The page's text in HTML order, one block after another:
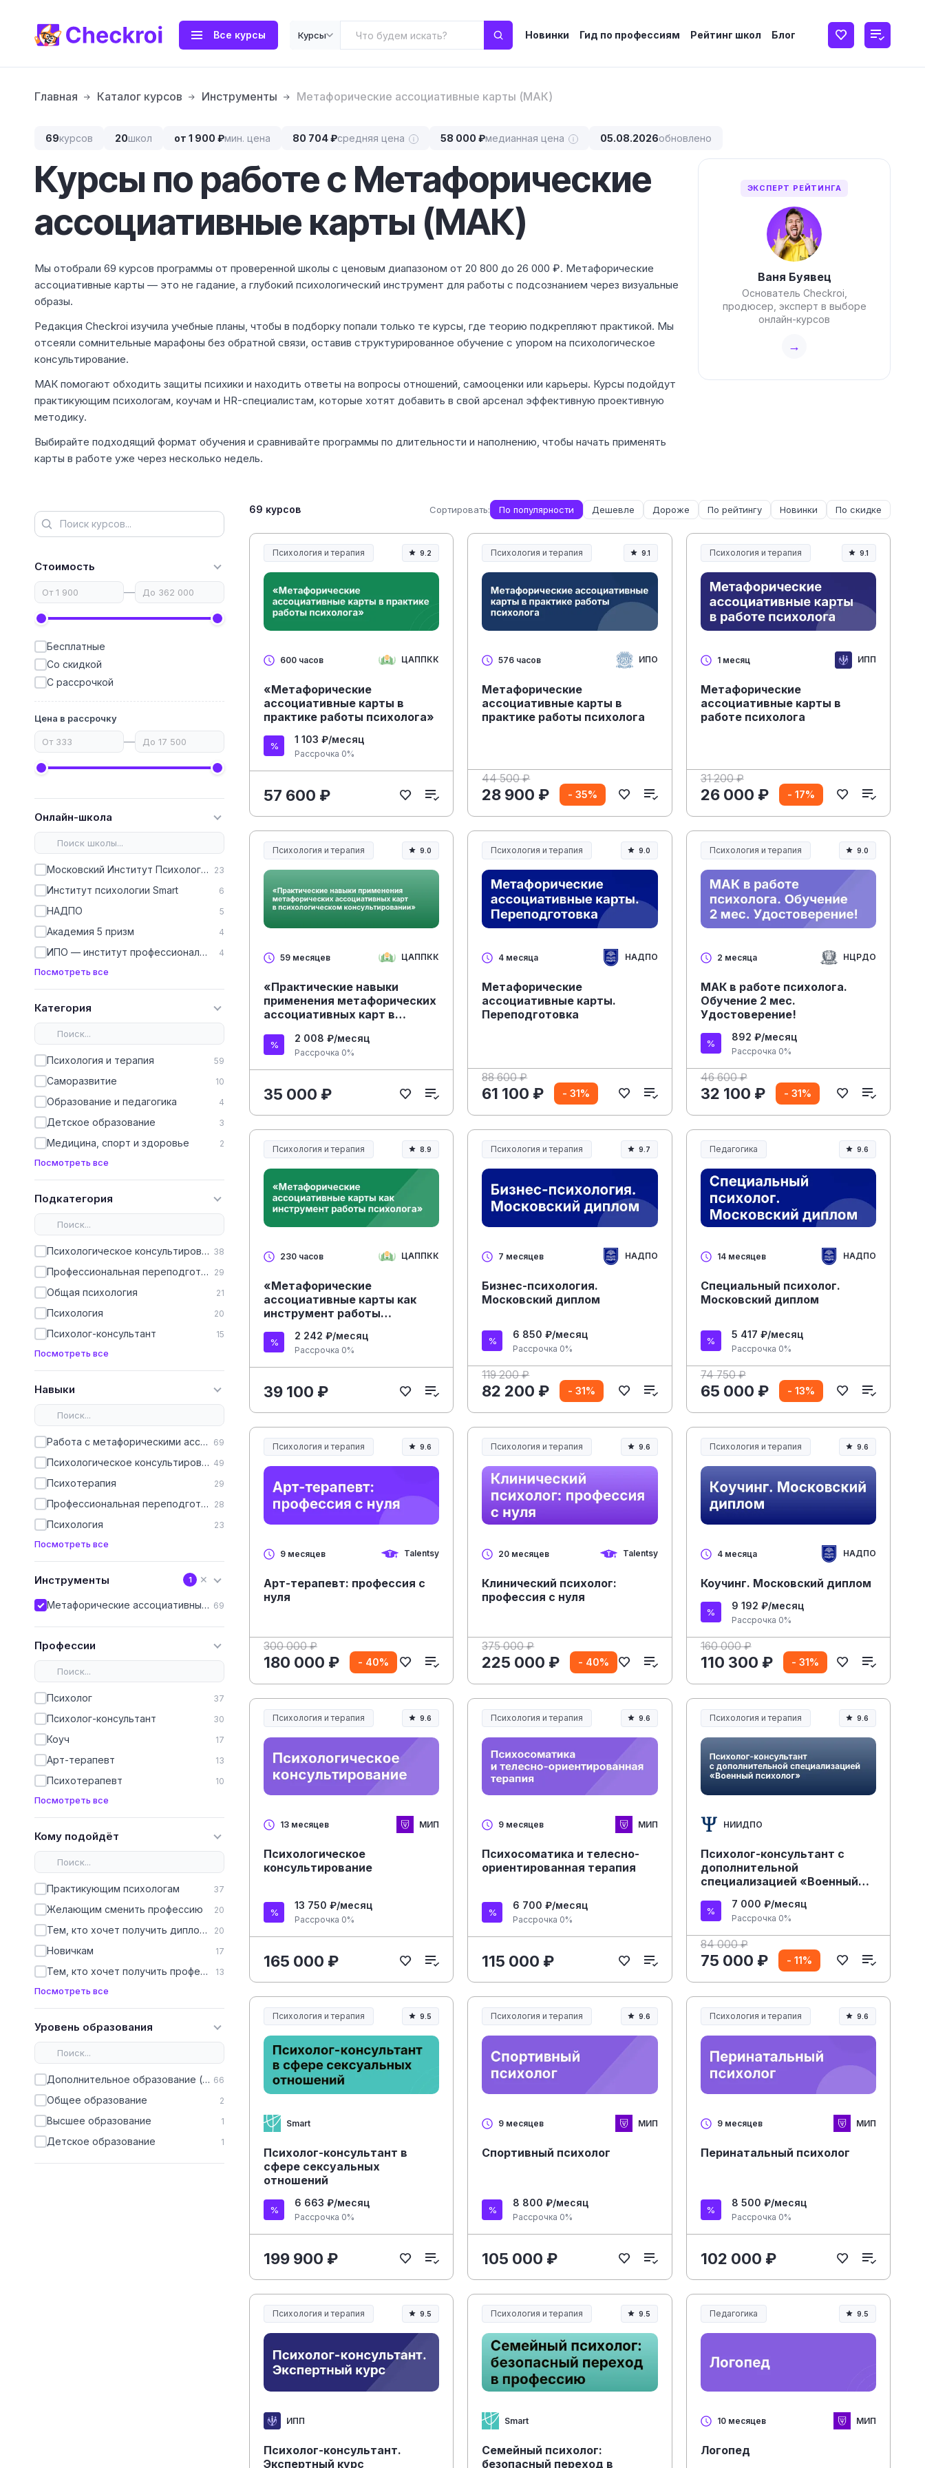
Все курсы Курсы Новинки Гид по профессиям Рейтинг школ Блог
Главная Каталог курсов Инструменты Метафорические ассоциативные карты (МАК)
69курсов 20школ от 1 900 ₽мин. цена 80 704 ₽средняя цена 58 000 ₽медианная цена 05.08.2026обновлено
Курсы по работе с Метафорические
ассоциативные карты (МАК)
Мы отобрали 69 курсов программы от проверенной школы с ценовым диапазоном от 20 800 до 26 000 ₽. Метафорические
ассоциативные карты — это не гадание, а глубокий психологический инструмент для работы с подсознанием через визуальные
образы.
Редакция Checkroi изучила учебные планы, чтобы в подборку попали только те курсы, где теорию подкрепляют практикой. Мы
отсеяли сомнительные марафоны без обратной связи, оставив структурированное обучение с упором на психологическое
консультирование.
МАК помогают обходить защиты психики и находить ответы на вопросы отношений, самооценки или карьеры. Курсы подойдут
практикующим психологам, коучам и HR-специалистам, которые хотят добавить в свой арсенал эффективную проективную
методику.
Выбирайте подходящий формат обучения и сравнивайте программы по длительности и наполнению, чтобы начать применять
карты в работе уже через несколько недель.
ЭКСПЕРТ РЕЙТИНГА
Ваня Буявец
Основатель Checkroi,
продюсер, эксперт в выборе
онлайн-курсов
→
Стоимость
—
Бесплатные
Со скидкой
С рассрочкой
Цена в рассрочку
—
Онлайн-школа
Московский Институт Психологии 23
Институт психологии Smart 6
НАДПО 5
Академия 5 призм 4
ИПО — институт профессионального образования 4
Посмотреть все
Категория
Психология и терапия 59
Саморазвитие 10
Образование и педагогика 4
Детское образование 3
Медицина, спорт и здоровье 2
Посмотреть все
Подкатегория
Психологическое консультирование 38
Профессиональная переподготовка 29
Общая психология 21
Психология 20
Психолог-консультант 15
Посмотреть все
Навыки
Работа с метафорическими ассоциативными картами 69
Психологическое консультирование 49
Психотерапия 29
Профессиональная переподготовка 28
Психология 23
Посмотреть все
Инструменты 1 ✕
Метафорические ассоциативные карты (МАК) 69
Профессии
Психолог 37
Психолог-консультант 30
Коуч 17
Арт-терапевт 13
Психотерапевт 10
Посмотреть все
Кому подойдёт
Практикующим психологам 37
Желающим сменить профессию 20
Тем, кто хочет получить диплом, чтобы работать официально 20
Новичкам 17
Тем, кто хочет получить профессию с нуля 13
Посмотреть все
Уровень образования
Дополнительное образование (ДПО) 66
Общее образование 2
Высшее образование 1
Детское образование 1
69 курсов Сортировать: По популярности Дешевле Дороже По рейтингу Новинки По скидке
Психология и терапия 9.2
600 часов ЦАППКК
«Метафорические
ассоциативные карты в
практике работы психолога»
1 103 ₽/месяц
Рассрочка 0%
57 600 ₽
Психология и терапия 9.1
576 часов ИПО
Метафорические
ассоциативные карты в
практике работы психолога
44 500 ₽
28 900 ₽ - 35%
Психология и терапия 9.1
1 месяц ИПП
Метафорические
ассоциативные карты в
работе психолога
31 200 ₽
26 000 ₽ - 17%
Психология и терапия 9.0
59 месяцев ЦАППКК
«Практические навыки
применения метафорических
ассоциативных карт в
консультировании»
2 008 ₽/месяц
Рассрочка 0%
35 000 ₽
Психология и терапия 9.0
4 месяца НАДПО
Метафорические
ассоциативные карты.
Переподготовка
88 600 ₽
61 100 ₽ - 31%
Психология и терапия 9.0
2 месяца НЦРДО
МАК в работе психолога.
Обучение 2 мес.
Удостоверение!
892 ₽/месяц
Рассрочка 0%
46 600 ₽
32 100 ₽ - 31%
Психология и терапия 8.9
230 часов ЦАППКК
«Метафорические
ассоциативные карты как
инструмент работы
2 242 ₽/месяц
Рассрочка 0%
39 100 ₽
Психология и терапия 9.7
7 месяцев НАДПО
Бизнес-психология.
Московский диплом
6 850 ₽/месяц
Рассрочка 0%
119 200 ₽
82 200 ₽ - 31%
Педагогика
Образование и педагогика
9.6
14 месяцев НАДПО
Специальный психолог.
Московский диплом
5 417 ₽/месяц
Рассрочка 0%
74 750 ₽
65 000 ₽ - 13%
Психология и терапия 9.6
9 месяцев Talentsy
Арт-терапевт: профессия с
нуля
300 000 ₽
180 000 ₽ - 40%
Психология и терапия 9.6
20 месяцев Talentsy
Клинический психолог:
профессия с нуля
375 000 ₽
225 000 ₽ - 40%
Психология и терапия 9.6
4 месяца НАДПО
Коучинг. Московский диплом
9 192 ₽/месяц
Рассрочка 0%
160 000 ₽
110 300 ₽ - 31%
Психология и терапия 9.6
13 месяцев МИП
Психологическое
консультирование
13 750 ₽/месяц
Рассрочка 0%
165 000 ₽
Психология и терапия 9.6
9 месяцев МИП
Психосоматика и телесно-
ориентированная терапия
6 700 ₽/месяц
Рассрочка 0%
115 000 ₽
Психология и терапия 9.6
НИИДПО
Психолог-консультант с
дополнительной
специализацией «Военный
7 000 ₽/месяц
Рассрочка 0%
84 000 ₽
75 000 ₽ - 11%
Психология и терапия 9.5
Smart
Психолог-консультант в
сфере сексуальных
отношений
6 663 ₽/месяц
Рассрочка 0%
199 900 ₽
Психология и терапия 9.6
9 месяцев МИП
Спортивный психолог
8 800 ₽/месяц
Рассрочка 0%
105 000 ₽
Психология и терапия 9.6
9 месяцев МИП
Перинатальный психолог
8 500 ₽/месяц
Рассрочка 0%
102 000 ₽
Психология и терапия 9.5
ИПП
Психолог-консультант.
Экспертный курс
Психология и терапия 9.5
Smart
Семейный психолог:
безопасный переход в
Педагогика
Образование и педагогика
9.5
10 месяцев МИП
Логопед